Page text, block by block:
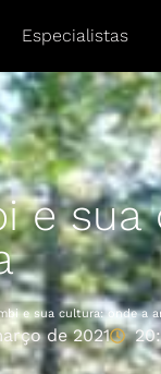
Especialistas
e sua
e sua cultura: onde a
de 2021